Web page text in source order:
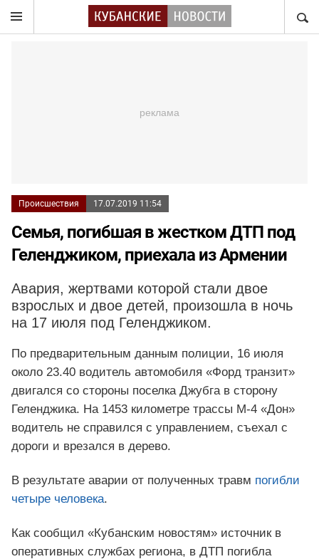
Происшествия 17.07.2019 11:54
Семья, погибшая в жестком ДТП под
Геленджиком, приехала из Армении
Авария, жертвами которой стали двое
взрослых и двое детей, произошла в ночь
на 17 июля под Геленджиком.
По предварительным данным полиции, 16 июля
около 23.40 водитель автомобиля «Форд транзит»
двигался со стороны поселка Джубга в сторону
Геленджика. На 1453 километре трассы М-4 «Дон»
водитель не справился с управлением, съехал с
дороги и врезался в дерево.
В результате аварии от полученных травм погибли
четыре человека.
Как сообщил «Кубанским новостям» источник в
оперативных службах региона, в ДТП погибла